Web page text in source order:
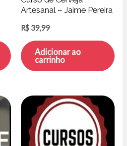
Artesanal – Jaime Pereira
R$ 39,99
Adicionar ao
carrinho